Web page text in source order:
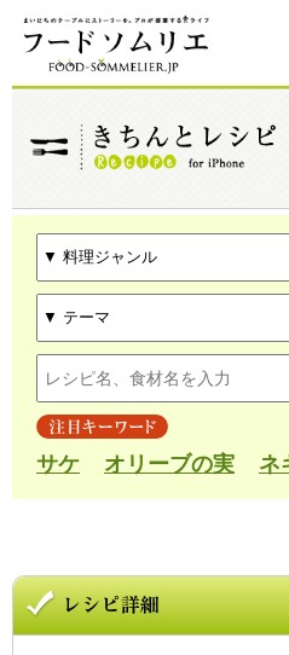
サケ オリーブの実 ネ